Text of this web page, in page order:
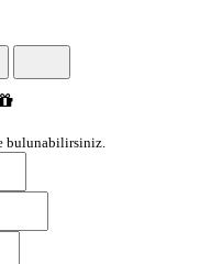
bulunabilirsiniz.